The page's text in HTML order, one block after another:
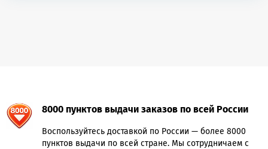
8000 пунктов выдачи заказов по всей России
Воспользуйтесь доставкой по России — более 8000
пунктов выдачи по всей стране. Мы сотрудничаем с